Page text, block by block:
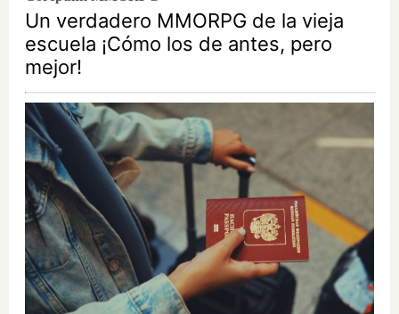
Un verdadero MMORPG de la vieja
escuela ¡Cómo los de antes, pero
mejor!